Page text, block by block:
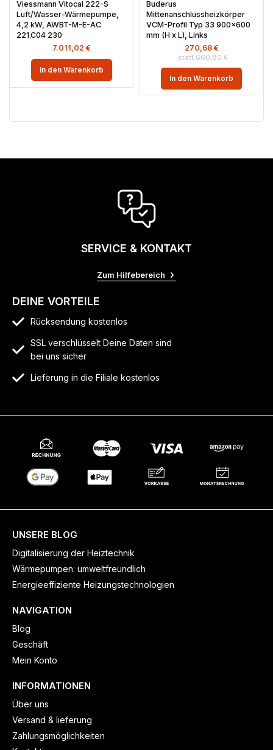
Viessmann Vitocal 222-S
Luft/Wasser-Wärmepumpe,
4,2 kW, AWBT-M-E-AC
221.C04 230
7.011,02 €
In den Warenkorb
Buderus
Mittenanschlussheizkörper
VCM-Profil Typ 33 900×600
mm (H x L), Links
660,80 €
270,68 €
In den Warenkorb
SERVICE & KONTAKT
Zum Hilfebereich
DEINE VORTEILE
Rücksendung kostenlos
SSL verschlüsselt Deine Daten sind
bei uns sicher
Lieferung in die Filiale kostenlos
UNSERE BLOG
Digitalisierung der Heiztechnik
Wärmepumpen: umweltfreundlich
Energieeffiziente Heizungstechnologien
NAVIGATION
Blog
Geschäft
Mein Konto
INFORMATIONEN
Über uns
Versand & lieferung
Zahlungsmöglichkeiten